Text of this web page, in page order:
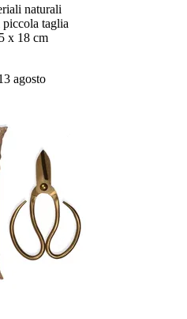
naturali
taglia
x 18 cm
agosto